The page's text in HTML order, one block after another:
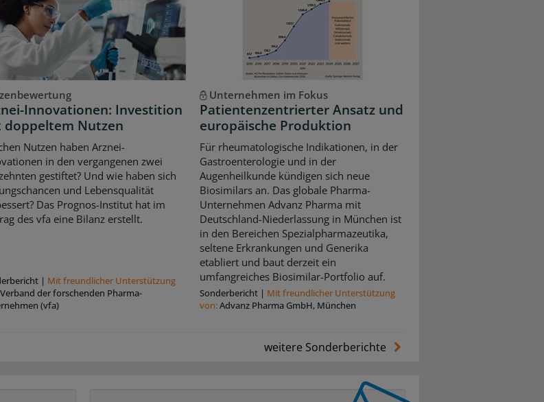
Innovationen: Investition
doppeltem Nutzen
Nutzen haben Arznei-
in den vergangenen zwei
gestiftet? Und wie haben sich
und Lebensqualität
Das Prognos-Institut hat im
des vfa eine Bilanz erstellt.
| Mit freundlicher Unterstützung
Verband der forschenden Pharma-
(vfa)
Unternehmen im Fokus
Patientenzentrierter Ansatz und
europäische Produktion
Für rheumatologische Indikationen, in der
Gastroenterologie und in der
Augenheilkunde kündigen sich neue
Biosimilars an. Das globale Pharma-
Unternehmen Advanz Pharma mit
Deutschland-Niederlassung in München ist
in den Bereichen Spezialpharmazeutika,
seltene Erkrankungen und Generika
etabliert und baut derzeit ein
umfangreiches Biosimilar-Portfolio auf.
Sonderbericht| Mit freundlicher Unterstützung
von:Advanz Pharma GmbH, München
weitere Sonderberichte